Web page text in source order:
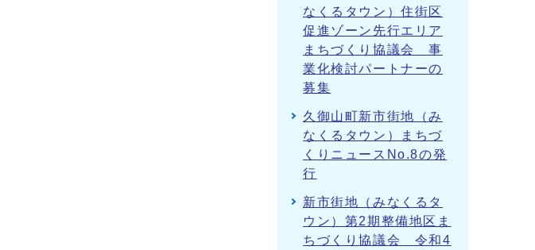
なくるタウン）住街区
促進ゾーン先行エリア
まちづくり協議会 事
業化検討パートナーの
募集
久御山町新市街地（み
なくるタウン）まちづ
くりニュースNo.8の発
行
新市街地（みなくるタ
ウン）第2期整備地区ま
ちづくり協議会 令和4